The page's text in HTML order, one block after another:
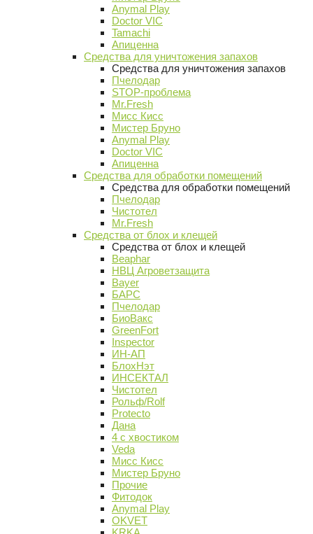
Anymal Play
Doctor VIC
Tamachi
Апиценна
Средства для уничтожения запахов
Средства для уничтожения запахов
Пчелодар
STOP-проблема
Mr.Fresh
Мисс Кисс
Мистер Бруно
Anymal Play
Doctor VIC
Апиценна
Средства для обработки помещений
Средства для обработки помещений
Пчелодар
Чистотел
Mr.Fresh
Средства от блох и клещей
Средства от блох и клещей
Beaphar
НВЦ Агроветзащита
Bayer
БАРС
Пчелодар
БиоВакс
GreenFort
Inspector
ИН-АП
БлохНэт
ИНСЕКТАЛ
Чистотел
Рольф/Rolf
Protecto
Дана
4 с хвостиком
Veda
Мисс Кисс
Мистер Бруно
Прочие
Фитодок
Anymal Play
OKVET